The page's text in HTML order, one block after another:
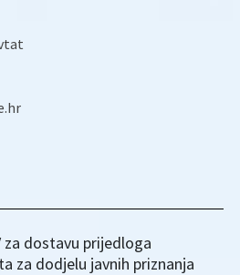
za dostavu prijedloga
za dodjelu javnih priznanja